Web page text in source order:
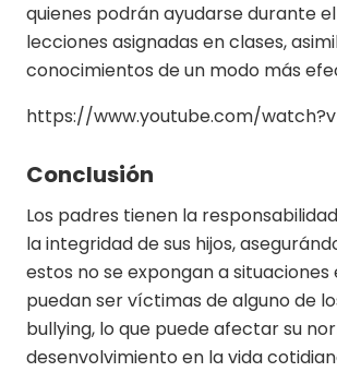
quienes podrán ayudarse durante
lecciones asignadas en clases,
conocimientos de un modo más
https://www.youtube.com/
Conclusión
Los padres tienen la
la integridad de sus hijos,
estos no se expongan a situaciones
puedan ser víctimas de alguno de
bullying, lo que puede afectar su
desenvolvimiento en la vida